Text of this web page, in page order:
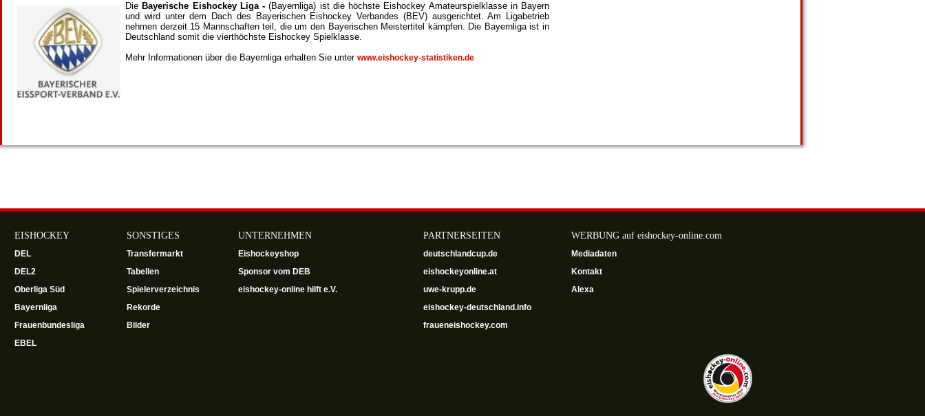
Die Bayerische Eishockey Liga -(Bayernliga) ist die höchste Eishockey Amateurspielklasse in Bayern
und wird unter dem Dach des Bayerischen Eishockey Verbandes (BEV) ausgerichtet. Am Ligabetrieb
nehmen derzeit 15 Mannschaften teil, die um den Bayerischen Meistertitel kämpfen. Die Bayernliga ist in
Deutschland somit die vierthöchste Eishockey Spielklasse.
Mehr Informationen über die Bayernliga erhalten Sie unter www.eishockey-statistiken.de
EISHOCKEY SONSTIGES UNTERNEHMEN PARTNERSEITEN WERBUNG auf eishockey-online.com
DEL Transfermarkt Eishockeyshop deutschlandcup.de
Mediadaten
DEL2
Tabellen Sponsor vom DEB eishockeyonline.at
Kontakt
Oberliga Süd
Spielerverzeichnis eishockey-online hilft e.V. uwe-krupp.de
Alexa
Bayernliga
Rekorde
eishockey-deutschland.info
Frauenbundesliga
Bilder
fraueneishockey.com
EBEL